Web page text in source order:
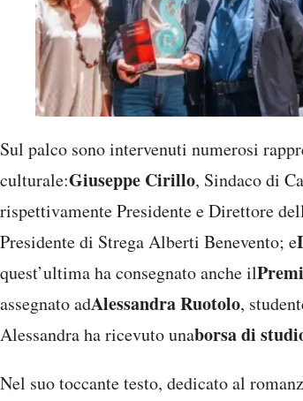
Sul palco sono intervenuti numerosi
culturale:Giuseppe Cirillo, Sindaco di
rispettivamente Presidente e Direttore
Presidente di Strega Alberti Benevento; e
quest’ultima ha consegnato anche il
assegnato adAlessandra Ruotolo,
Alessandra ha ricevuto unaborsa di
Nel suo toccante testo, dedicato al